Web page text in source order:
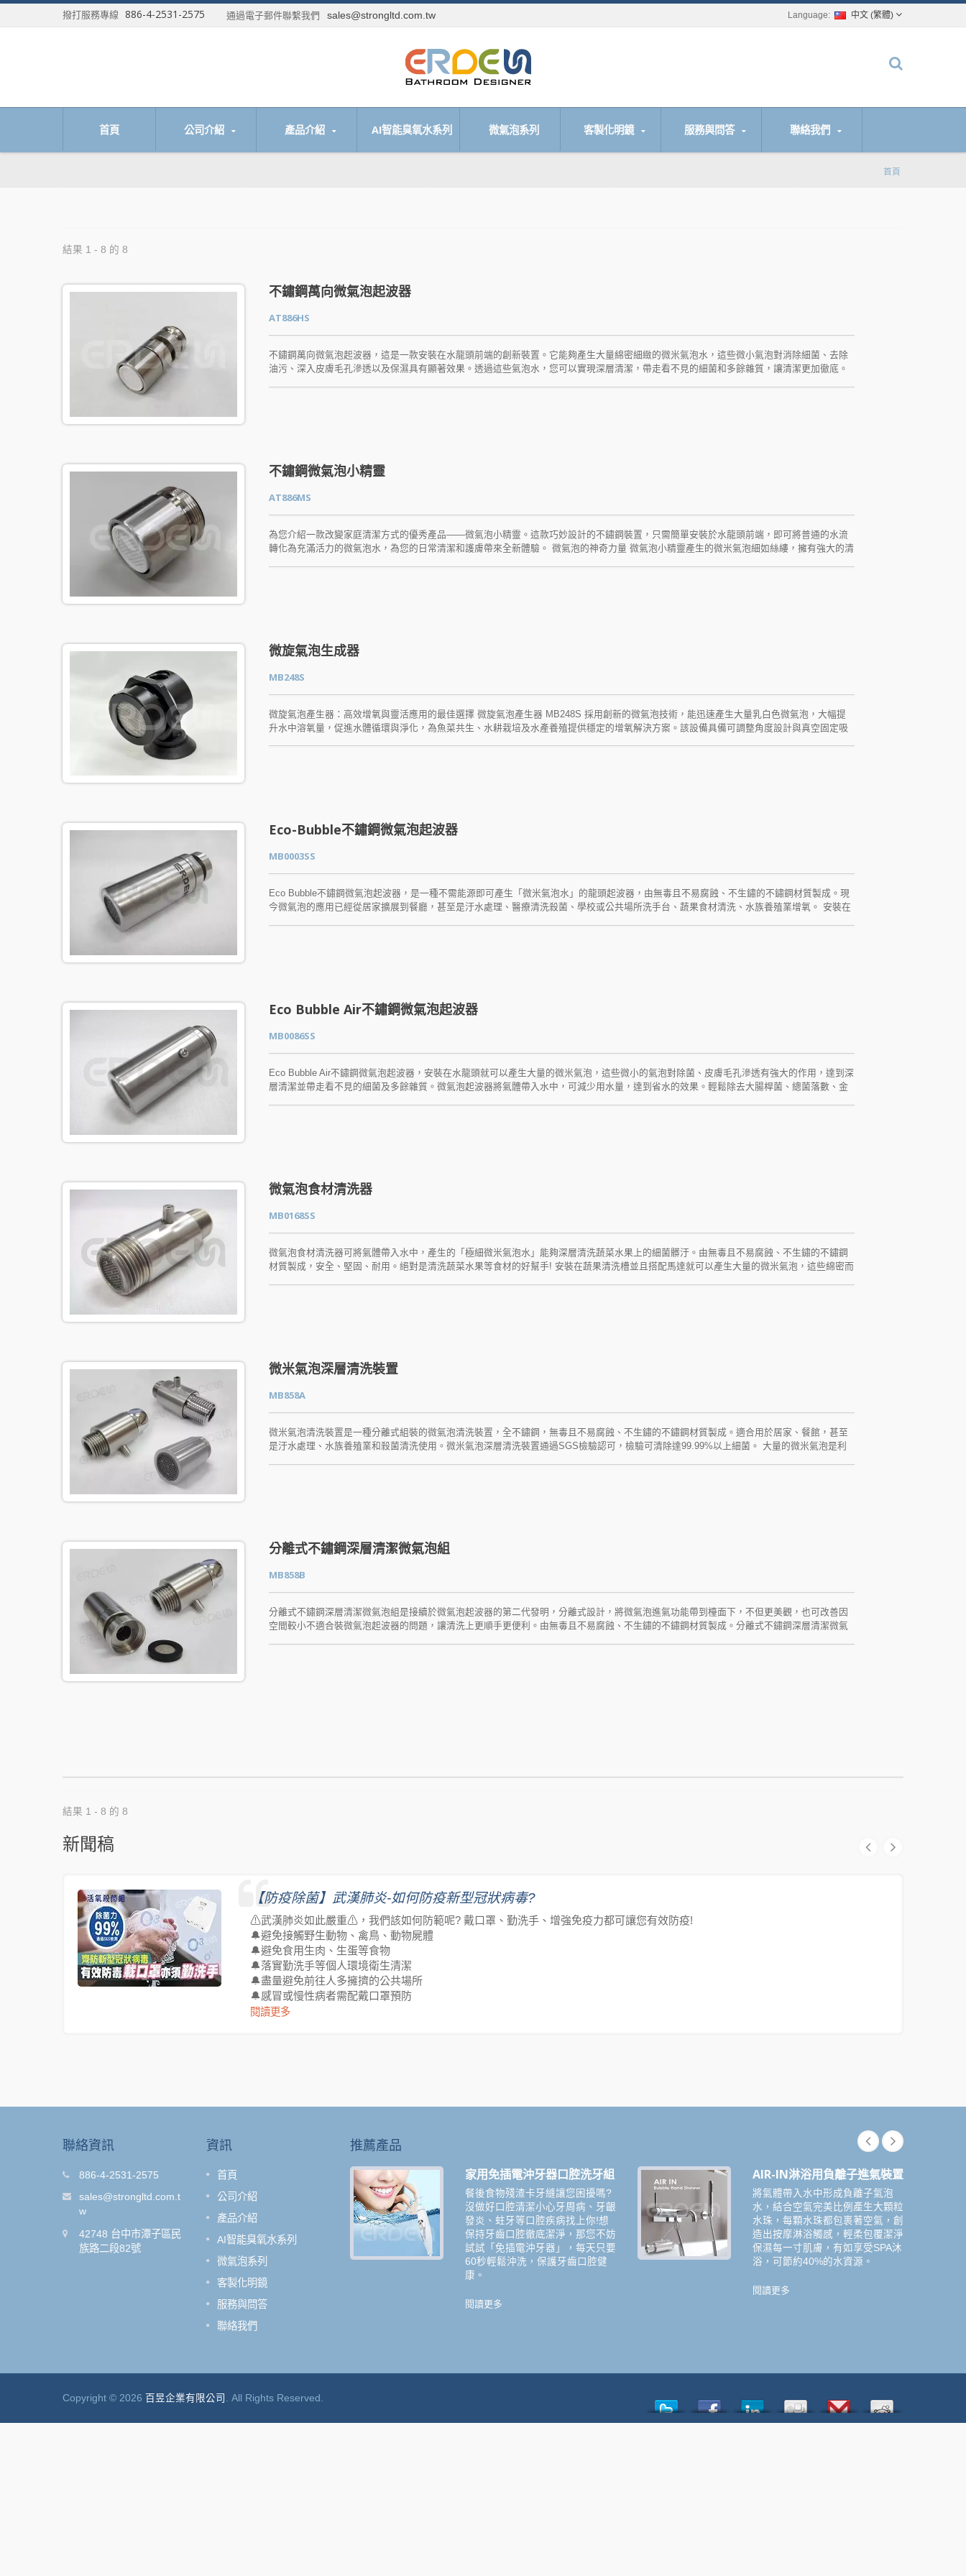
撥打服務專線 886-4-2531-2575 通過電子郵件聯繫我們 sales@strongltd.com.tw 中文 (繁體)
首頁 公司介紹 產品介紹 AI智能臭氧水系列 微氣泡系列 客製化明鏡 服務與問答 聯絡我們
首頁
結果 1 - 8 的 8
不鏽鋼萬向微氣泡起波器
AT886HS
不鏽鋼萬向微氣泡起波器，這是一款安裝在水龍頭前端的創新裝置。它能夠產生大量綿密細緻的微米氣泡水，這些微小氣泡對消除細菌、去除
油污、深入皮膚毛孔滲透以及保濕具有顯著效果。透過這些氣泡水，您可以實現深層清潔，帶走看不見的細菌和多餘雜質，讓清潔更加徹底。
生活質量。無論是日常清潔還是專業應用，這款起波器都能滿足您的需求。 立即選購不鏽鋼萬向微氣泡起波器，體驗科技帶來的清潔革命，享
受更健康、更高效的清潔方式。讓我們一起迎接更潔淨的未來！
不鏽鋼微氣泡小精靈
AT886MS
為您介紹一款改變家庭清潔方式的優秀產品——微氣泡小精靈。這款巧妙設計的不鏽鋼裝置，只需簡單安裝於水龍頭前端，即可將普通的水流
轉化為充滿活力的微氣泡水，為您的日常清潔和護膚帶來全新體驗。 微氣泡的神奇力量 微氣泡小精靈產生的微米氣泡細如絲縷，擁有強大的清
人的健康加分。立即選購微氣泡小精靈，體驗前所未有的清潔效果，打造更健康、更環保的生活環境。
微旋氣泡生成器
MB248S
微旋氣泡產生器：高效增氧與靈活應用的最佳選擇 微旋氣泡產生器 MB248S 採用創新的微氣泡技術，能迅速產生大量乳白色微氣泡，大幅提
升水中溶氧量，促進水體循環與淨化，為魚菜共生、水耕栽培及水產養殖提供穩定的增氧解決方案。該設備具備可調整角度設計與真空固定吸
境，滿足不同場景的需求，是現代魚菜共生與水產養殖的理想選擇！
Eco-Bubble不鏽鋼微氣泡起波器
MB0003SS
Eco Bubble不鏽鋼微氣泡起波器，是一種不需能源即可產生「微米氣泡水」的龍頭起波器，由無毒且不易腐蝕、不生鏽的不鏽鋼材質製成。現
今微氣泡的應用已經從居家擴展到餐廳，甚至是汙水處理、醫療清洗殺菌、學校或公共場所洗手台、蔬果食材清洗、水族養殖業增氧。 安裝在
Eco Bubble Air不鏽鋼微氣泡起波器
MB0086SS
Eco Bubble Air不鏽鋼微氣泡起波器，安裝在水龍頭就可以產生大量的微米氣泡，這些微小的氣泡對除菌、皮膚毛孔滲透有強大的作用，達到深
層清潔並帶走看不見的細菌及多餘雜質。微氣泡起波器將氣體帶入水中，可減少用水量，達到省水的效果。輕鬆除去大腸桿菌、總菌落數、金
微氣泡食材清洗器
MB0168SS
微氣泡食材清洗器可將氣體帶入水中，產生的「極細微米氣泡水」能夠深層清洗蔬菜水果上的細菌髒汙。由無毒且不易腐蝕、不生鏽的不鏽鋼
材質製成，安全、堅固、耐用。絕對是清洗蔬菜水果等食材的好幫手! 安裝在蔬果清洗槽並且搭配馬達就可以產生大量的微米氣泡，這些綿密而
微米氣泡深層清洗裝置
MB858A
微米氣泡清洗裝置是一種分離式組裝的微氣泡清洗裝置，全不鏽鋼，無毒且不易腐蝕、不生鏽的不鏽鋼材質製成。適合用於居家、餐館，甚至
是汙水處理、水族養殖業和殺菌清洗使用。微米氣泡深層清洗裝置通過SGS檢驗認可，檢驗可清除達99.99%以上細菌。 大量的微米氣泡是利
分離式不鏽鋼深層清潔微氣泡組
MB858B
分離式不鏽鋼深層清潔微氣泡組是接續於微氣泡起波器的第二代發明，分離式設計，將微氣泡進氣功能帶到檯面下，不但更美觀，也可改善因
空間較小不適合裝微氣泡起波器的問題，讓清洗上更順手更便利。由無毒且不易腐蝕、不生鏽的不鏽鋼材質製成。分離式不鏽鋼深層清潔微氣
結果 1 - 8 的 8
新聞稿
【防疫除菌】武漢肺炎-如何防疫新型冠狀病毒?
⚠武漢肺炎如此嚴重⚠，我們該如何防範呢? 戴口罩、勤洗手、增強免疫力都可讓您有效防疫!
🔔避免接觸野生動物、禽鳥、動物屍體
🔔避免食用生肉、生蛋等食物
🔔落實勤洗手等個人環境衛生清潔
🔔盡量避免前往人多擁擠的公共場所
🔔感冒或慢性病者需配戴口罩預防
閱讀更多
聯絡資訊
886-4-2531-2575
sales@strongltd.com.t
w
42748 台中市潭子區民
族路二段82號
資訊
首頁
公司介紹
產品介紹
AI智能臭氧水系列
微氣泡系列
客製化明鏡
服務與問答
聯絡我們
推薦產品
O-Clean 活氧機微氣泡殺菌
組
列」，可自行簡單DIY安裝，通過
SGS認證。擁有消滅細菌、去除
效，不管是在家中、餐廳、旅館及
辦公室都可以用得安心吃得放心。
閱讀更多
家用免插電沖牙器口腔洗牙組
餐後食物殘渣卡牙縫讓您困擾嗎?
沒做好口腔清潔小心牙周病、牙齦
發炎、蛀牙等口腔疾病找上你!想
保持牙齒口腔徹底潔淨，那您不妨
試試「免插電沖牙器」，每天只要
60秒輕鬆沖洗，保護牙齒口腔健
康。
閱讀更多
AIR-IN淋浴用負離子進氣裝置
將氣體帶入水中形成負離子氣泡
水，結合空氣完美比例產生大顆粒
水珠，每顆水珠都包裹著空氣，創
造出按摩淋浴觸感，輕柔包覆潔淨
保濕每一寸肌膚，有如享受SPA沐
浴，可節約40%的水資源。
閱讀更多
Copyright © 2026 百昱企業有限公司 . All Rights Reserved.